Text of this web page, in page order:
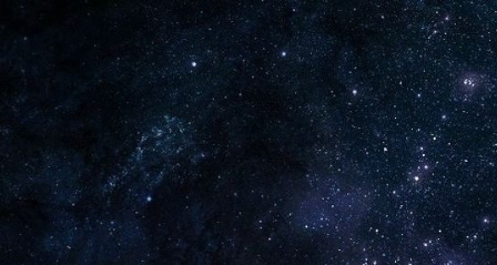
Plus de 2800 critiques de films